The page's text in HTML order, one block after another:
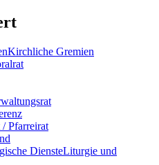
Kirchliche Gremien
Pfarreirat
Liturgie und